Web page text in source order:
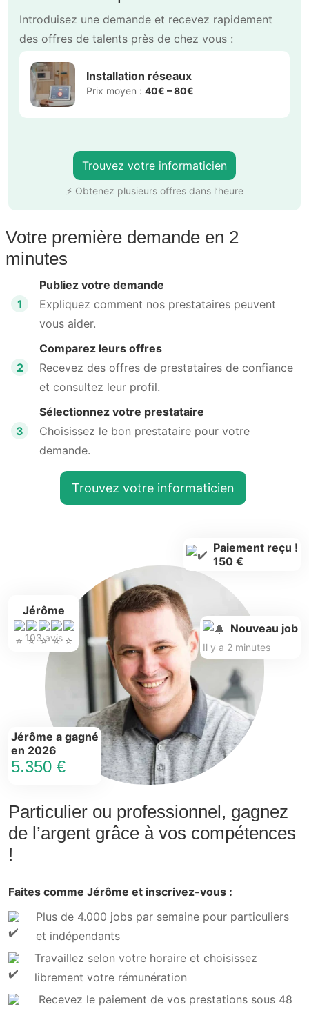
Introduisez une demande et recevez rapidement
des offres de talents près de chez vous :
Installation réseaux
Prix moyen : 40€ – 80€
Trouvez votre informaticien
⚡ Obtenez plusieurs offres dans l’heure
Votre première demande en 2
minutes
1
Publiez votre demande
Expliquez comment nos prestataires peuvent
vous aider.
2
Comparez leurs offres
Recevez des offres de prestataires de confiance
et consultez leur profil.
3
Sélectionnez votre prestataire
Choisissez le bon prestataire pour votre
demande.
Trouvez votre informaticien
Particulier ou professionnel, gagnez
de l’argent grâce à vos compétences
!
Faites comme Jérôme et inscrivez-vous :
Plus de 4.000 jobs par semaine pour particuliers
et indépendants
Travaillez selon votre horaire et choisissez
librement votre rémunération
Recevez le paiement de vos prestations sous 48
Jérôme
103 avis
Jérôme a gagné
en 2026
5.350 €
Paiement reçu !
150 €
Nouveau job
Il y a 2 minutes